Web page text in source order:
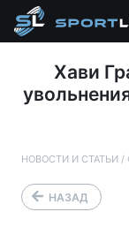
Хави
НОВОСТИ И СТАТЬИ /
НАЗАД